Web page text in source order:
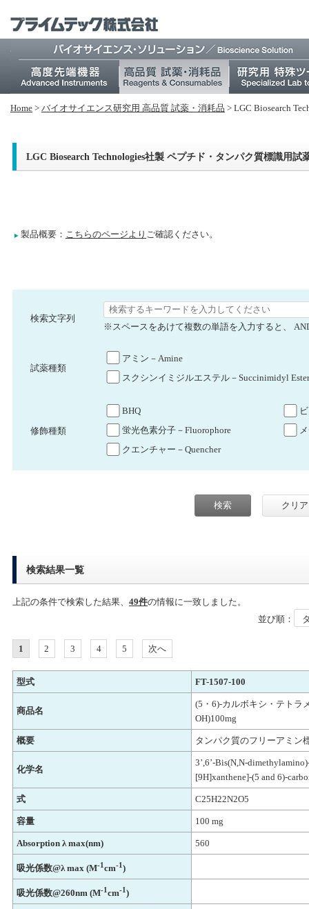
Home > バイオサイエンス研究⽤ 高品質 試薬・消耗品 > LGC Biosearch
LGC Biosearch Technologies社製 ペプチド・タンパク質標識用試
製品概要： こちらのページより ご確認ください。
検索文字列
※スペースをあけて複数の単語を入力すると、
試薬種類
アミン－Amine
スクシンイミジルエステル－Succinimidyl
修飾種類
BHQ
蛍光色素分子－Fluorophore
クエンチャー－Quencher
検索結果一覧
上記の条件で検索した結果、 49件の情報に一致しました。
並び順：
1 2 3 4 5 次へ
型式 FT-1507-100
商品名
(5・6)-カルボキシ・テトラ
OH)100mg
概要 タンパク質のフリーアミン
化学名
3’,6’-Bis(N,N-
[9H]xanthene]-(5 and 6)-
式 C25H22N2O5
容量 100 mg
Absorption λ max(nm) 560
吸光係数@λ max (M-1 cm-1 )
吸光係数@260nm (M-1 cm-1 )